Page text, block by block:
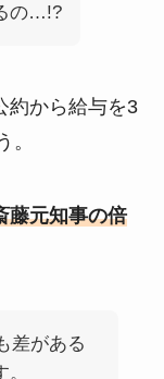
の…!?
約から給与を3
。
藤元知事の倍
差がある